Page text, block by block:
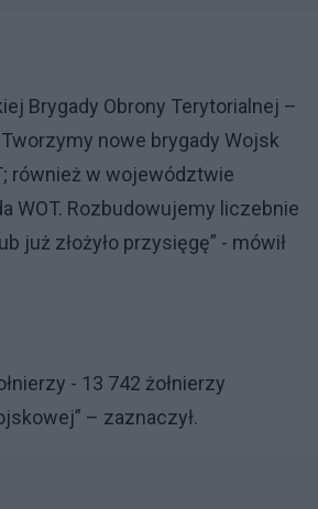
Brygady Obrony Terytorialnej –
nowe brygady Wojsk
również w województwie
WOT. Rozbudowujemy liczebnie
już złożyło przysięgę” - mówił
- 13 742 żołnierzy
– zaznaczył.